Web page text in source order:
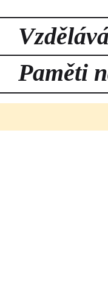
Paměti